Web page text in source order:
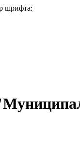
шрифта: